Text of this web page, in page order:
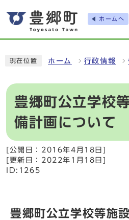
ホームへ
現在位置 ホーム 行政情報
豊郷町公立学校
備計画について
[公開日：2016年4月18日]
[更新日：2022年1月18日]
ID:1265
豊郷町公立学校等施